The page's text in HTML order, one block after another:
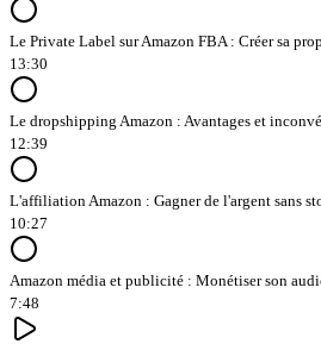
Le Private Label sur Amazon FBA : Créer sa
13:30
Le dropshipping Amazon : Avantages et
12:39
L'affiliation Amazon : Gagner de l'argent sans
10:27
Amazon média et publicité : Monétiser son
7:48